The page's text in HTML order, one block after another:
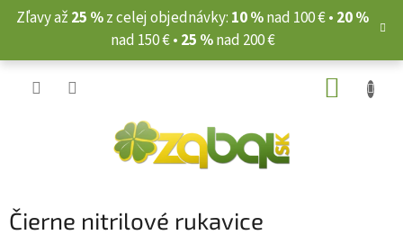
Prejsť
Zľavy až 25 %z celej objednávky: 10 %nad 100 € • 20 %
nad 150 € • 25 %nad 200 €
Čierne nitrilové rukavice